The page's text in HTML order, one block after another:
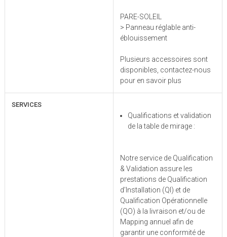
PARE-SOLEIL
> Panneau réglable anti-
éblouissement
Plusieurs accessoires sont
disponibles, contactez-nous
pour en savoir plus
SERVICES
Qualifications et validation
de la table de mirage :
Notre service de Qualification
& Validation assure les
prestations de Qualification
d’Installation (QI) et de
Qualification Opérationnelle
(QO) à la livraison et/ou de
Mapping annuel afin de
garantir une conformité de